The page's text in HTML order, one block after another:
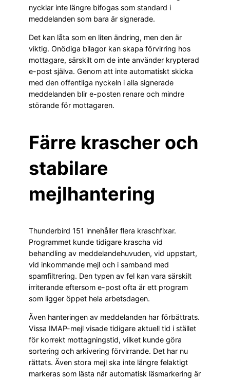
nycklar inte längre bifogas som standard i
meddelanden som bara är signerade.
Det kan låta som en liten ändring, men den är
viktig. Onödiga bilagor kan skapa förvirring hos
mottagare, särskilt om de inte använder krypterad
e-post själva. Genom att inte automatiskt skicka
med den offentliga nyckeln i alla signerade
meddelanden blir e-posten renare och mindre
störande för mottagaren.
Färre krascher och
stabilare
mejlhantering
Thunderbird 151 innehåller flera kraschfixar.
Programmet kunde tidigare krascha vid
behandling av meddelandehuvuden, vid uppstart,
vid inkommande mejl och i samband med
spamfiltrering. Den typen av fel kan vara särskilt
irriterande eftersom e-post ofta är ett program
som ligger öppet hela arbetsdagen.
Även hanteringen av meddelanden har förbättrats.
Vissa IMAP-mejl visade tidigare aktuell tid i stället
för korrekt mottagningstid, vilket kunde göra
sortering och arkivering förvirrande. Det har nu
rättats. Även stora mejl ska inte längre felaktigt
markeras som lästa när automatisk läsmarkering är